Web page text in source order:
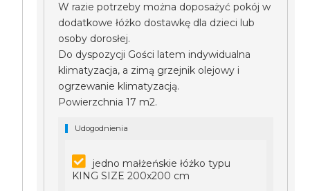
W razie potrzeby można doposażyć pokój w
dodatkowe łóżko dostawkę dla dzieci lub
osoby dorosłej.
Do dyspozycji Gości latem indywidualna
klimatyzacja, a zimą grzejnik olejowy i
ogrzewanie klimatyzacją.
Powierzchnia 17 m2.
Udogodnienia
jedno małżeńskie łóżko typu
KING SIZE 200x200 cm